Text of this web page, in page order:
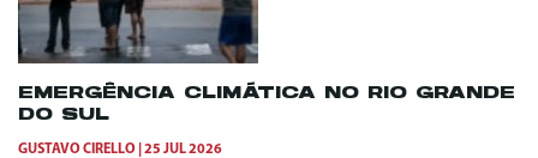
EMERGÊNCIA CLIMÁTICA NO RIO GRANDE
DO SUL
GUSTAVO CIRELLO 25 JUL 2026